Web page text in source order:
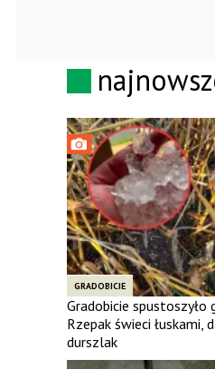
GRADOBICIE
Gradobicie spustoszyło
Rzepak świeci łuskami,
durszlak